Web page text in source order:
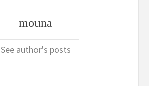
mouna
See author's posts